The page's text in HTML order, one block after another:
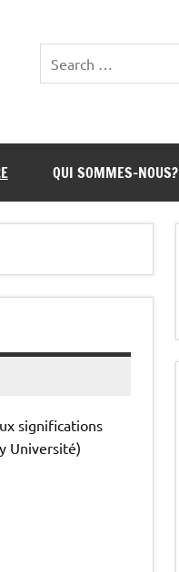
QUI SOMMES-NOUS?
significations
Université)